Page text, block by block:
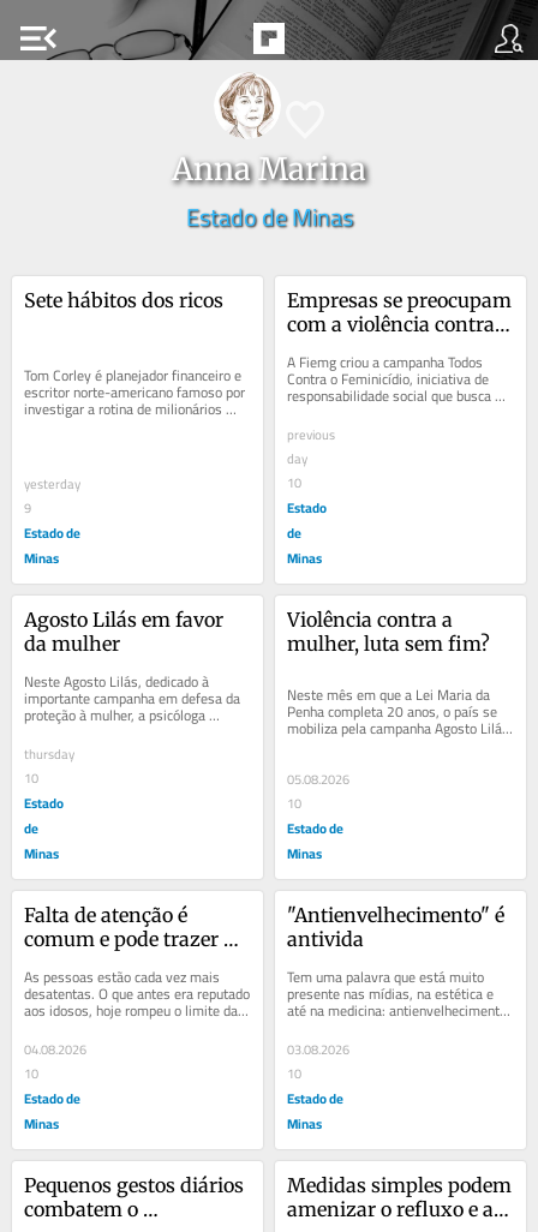
menu_open
Anna Marina
Estado de Minas
Sete hábitos dos ricos
Tom Corley é planejador financeiro e
escritor norte-americano famoso por
investigar a rotina de milionários
para entender os hábitos diários
yesterday
9
Estado de
Minas
Empresas se preocupam
com a violência contra a
A Fiemg criou a campanha Todos
Contra o Feminicídio, iniciativa de
responsabilidade social que busca
ampliar o debate na indústria sobre
a...
previous
day
10
Estado
de
Minas
Agosto Lilás em favor
da mulher
Neste Agosto Lilás, dedicado à
importante campanha em defesa da
proteção à mulher, a psicóloga
Andrea Beltran alerta para os
impactos emocionais...
thursday
10
Estado
de
Minas
Violência contra a
mulher, luta sem fim?
Neste mês em que a Lei Maria da
Penha completa 20 anos, o país se
mobiliza pela campanha Agosto Lilás.
Fique por dentro das notícias que
05.08.2026
10
Estado de
Minas
Falta de atenção é
comum e pode trazer
As pessoas estão cada vez mais
desatentas. O que antes era reputado
aos idosos, hoje rompeu o limite da
idade e “pegou geral”. Se não
acreditam,...
04.08.2026
10
Estado de
Minas
"Antienvelhecimento" é
antivida
Tem uma palavra que está muito
presente nas mídias, na estética e
até na medicina: antienvelhecimento.
o...
03.08.2026
10
Estado de
Minas
Pequenos gestos diários
combatem o
Medidas simples podem
amenizar o refluxo e a